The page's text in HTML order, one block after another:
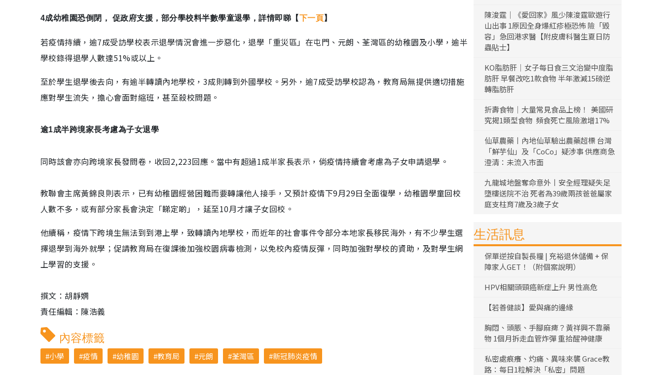
4成幼稚園恐倒閉， 促政府支援，部分學校料半數學童退學，詳情即睇【下一頁】
若疫情持續，逾7成受訪學校表示退學情況會進一步惡化，退學「重災區」在屯門、元朗、荃灣區的幼稚園及小學，逾半
學校錄得退學人數達51%或以上。
至於學生退學後去向，有逾半轉讀內地學校，3成則轉到外國學校。另外，逾7成受訪學校認為，教育局無提供適切措施
應對學生流失，擔心會面對縮班，甚至殺校問題。
逾1成半跨境家長考慮為子女退學
同時該會亦向跨境家長發問卷，收回2,223回應。當中有超過1成半家長表示，倘疫情持續會考慮為子女申請退學。
教聯會主席黃錦良則表示，已有幼稚園經營困難而要轉讓他人接手，又預計疫情下9月29日全面復學，幼稚園學童回校
人數不多，或有部分家長會決定「睇定啲」，延至10月才讓子女回校。
他續稱，疫情下跨境生無法到到港上學，致轉讀內地學校，而近年的社會事件令部分本地家長移民海外，有不少學生選
擇退學到海外就學；促請教育局在復課後加強校園病毒檢測，以免校內疫情反彈，同時加強對學校的資助，及對學生網
上學習的支援。
撰文：胡靜嫻
責任編輯：陳浩義
內容標籤
小學 疫情 幼稚園 教育局 元朗 荃灣區 新冠肺炎疫情
陳浚霆｜《愛回家》風少陳浚霆歐遊行
山出事 1原因全身爆紅疹極恐怖 險「毀
容」急回港求醫【附皮膚科醫生夏日防
蟲貼士】
KO脂肪肝｜女子每日食三文治變中度脂
肪肝 早餐改吃1款食物 半年激減15磅逆
轉脂肪肝
折壽食物｜大量常見食品上榜！ 美國研
究揭1類型食物 頻食死亡風險激增17%
仙草農藥丨內地仙草驗出農藥超標 台灣
「鮮芋仙」及「CoCo」疑涉事 供應商急
澄清：未流入市面
九龍城地盤奪命意外丨安全經理疑失足
墮樓送院不治 死者為39歲兩孩爸爸屬家
庭支柱育7歲及3歲子女
生活訊息
保單逆按自製長糧 | 充裕退休儲備 + 保
障家人GET！（附個案說明）
HPV相關頭頸癌新症上升 男性高危
【若善健談】愛與痛的邊緣
胸悶、頭脹、手腳麻痺？黃祥興不靠藥
物 1個月拆走血管炸彈 重拾醒神健康
私密處痕癢、灼痛、異味來襲 Grace教
路：每日1粒解決「私密」問題